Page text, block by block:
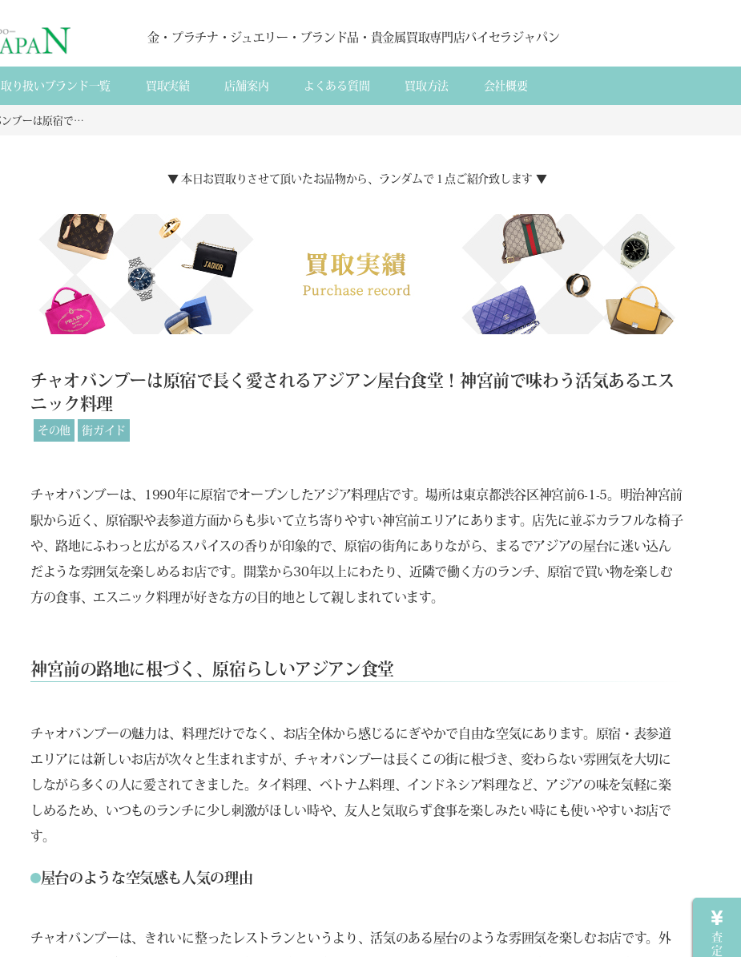
金・プラチナ・ジュエリー・ブランド品・貴金属買取専門店バイセラジャパン
取り扱いブランド一覧 買取実績 店舗案内 よくある質間 買取方法 会社概要
チャオバンブーは原宿で長く愛されるアジアン屋台食堂！神宮前で味わう活気あるエスニック料理
▼ 本日お買取りさせて頂いたお品物から、ランダムで１点ご紹介致します ▼
チャオバンブーは原宿で長く愛されるアジアン屋台食堂！神宮前で味わう活気あるエス
ニック料理
その他 街ガイド
チャオバンブーは、1990年に原宿でオープンしたアジア料理店です。場所は東京都渋谷区神宮前6-1-5。明治神宮前
駅から近く、原宿駅や表参道方面からも歩いて立ち寄りやすい神宮前エリアにあります。店先に並ぶカラフルな椅子
や、路地にふわっと広がるスパイスの香りが印象的で、原宿の街角にありながら、まるでアジアの屋台に迷い込ん
だような雰囲気を楽しめるお店です。開業から30年以上にわたり、近隣で働く方のランチ、原宿で買い物を楽しむ
方の食事、エスニック料理が好きな方の目的地として親しまれています。
神宮前の路地に根づく、原宿らしいアジアン食堂
チャオバンブーの魅力は、料理だけでなく、お店全体から感じるにぎやかで自由な空気にあります。原宿・表参道
エリアには新しいお店が次々と生まれますが、チャオバンブーは長くこの街に根づき、変わらない雰囲気を大切に
しながら多くの人に愛されてきました。タイ料理、ベトナム料理、インドネシア料理など、アジアの味を気軽に楽
しめるため、いつものランチに少し刺激がほしい時や、友人と気取らず食事を楽しみたい時にも使いやすいお店で
す。
屋台のような空気感も人気の理由
チャオバンブーは、きれいに整ったレストランというより、活気のある屋台のような雰囲気を楽しむお店です。外